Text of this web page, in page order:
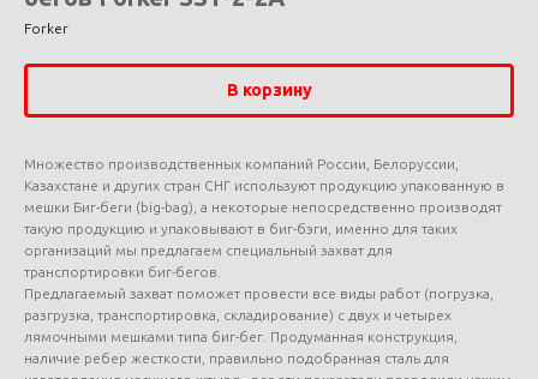
Forker
В корзину
Множество производственных компаний России, Белоруссии,
Казахстане и других стран СНГ используют продукцию упакованную в
мешки Биг-беги (big-bag), а некоторые непосредственно производят
такую продукцию и упаковывают в биг-бэги, именно для таких
организаций мы предлагаем специальный захват для
транспортировки биг-бегов.
Предлагаемый захват поможет провести все виды работ (погрузка,
разгрузка, транспортировка, складирование) с двух и четырех
лямочными мешками типа биг-бег. Продуманная конструкция,
наличие ребер жесткости, правильно подобранная сталь для